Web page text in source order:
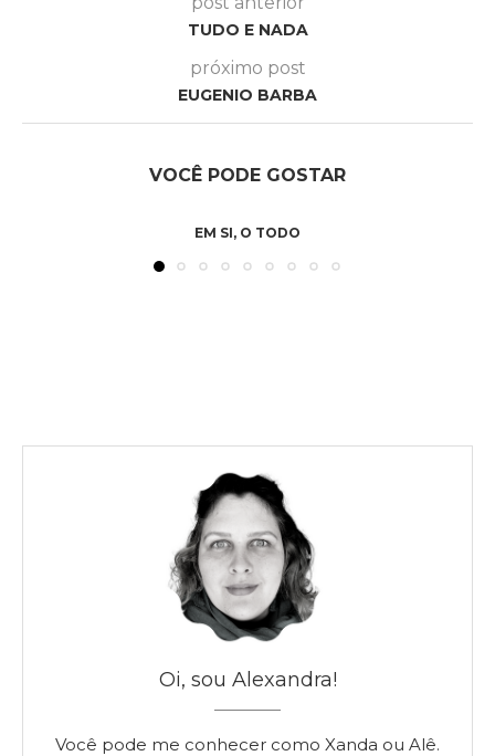
TUDO E NADA
próximo post
EUGENIO BARBA
VOCÊ PODE GOSTAR
EM SI, O TODO
Oi, sou Alexandra!
Você pode me conhecer como Xanda ou Alê.